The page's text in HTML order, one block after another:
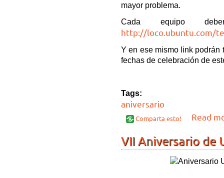
mayor problema.
Cada equipo
http://loco.ubuntu.com/
Y en ese mismo link
fechas de celebración de
Tags:
aniversario
Comparta esto! Read
VII Aniversario de